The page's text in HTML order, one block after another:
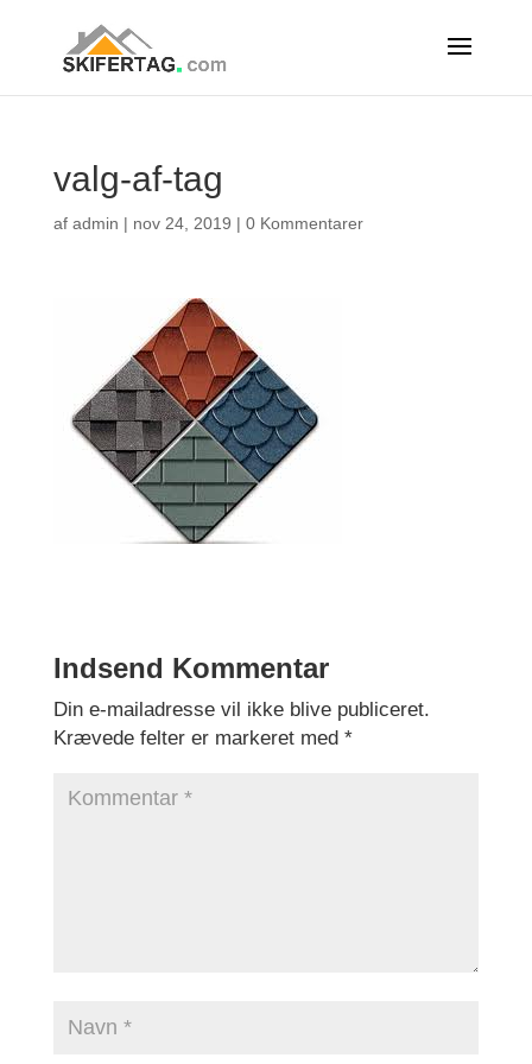
valg-af-tag
af admin | nov 24, 2019 | 0 Kommentarer
Indsend Kommentar
Din e-mailadresse vil ikke blive publiceret.
Krævede felter er markeret med *